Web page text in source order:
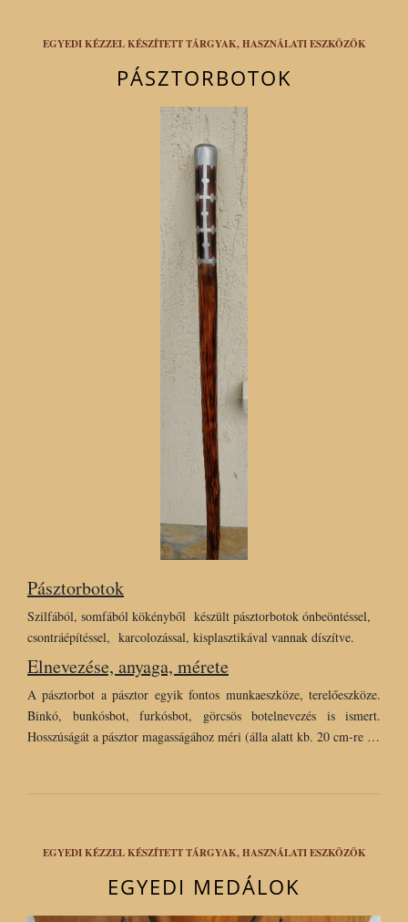
EGYEDI KÉZZEL KÉSZÍTETT TÁRGYAK, HASZNÁLATI ESZKÖZÖK
PÁSZTORBOTOK
Pásztorbotok
Szilfából, somfából kökényből készült pásztorbotok ónbeöntéssel,
csontráépítéssel, karcolozással, kisplasztikával vannak díszítve.
Elnevezése, anyaga, mérete
A pásztorbot a pásztor egyik fontos munkaeszköze, terelőeszköze.
Binkó, bunkósbot, furkósbot, görcsös botelnevezés is ismert.
Hosszúságát a pásztor magasságához méri (álla alatt kb. 20 cm-re …
EGYEDI KÉZZEL KÉSZÍTETT TÁRGYAK, HASZNÁLATI ESZKÖZÖK
EGYEDI MEDÁLOK